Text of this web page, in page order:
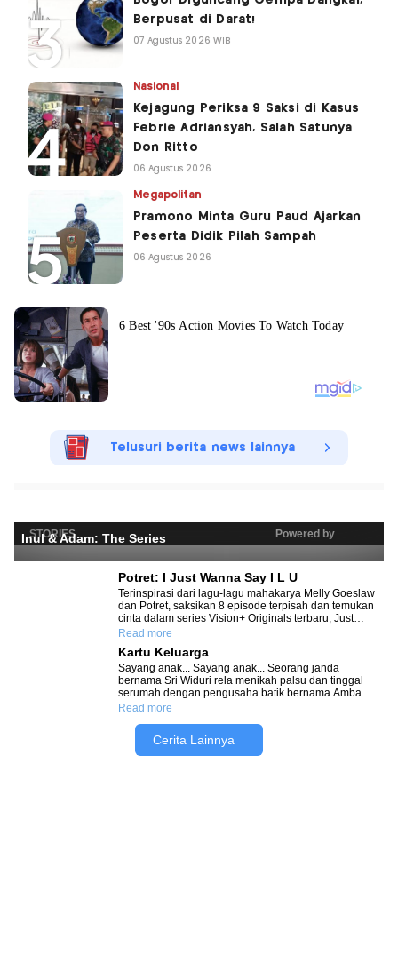
Berpusat di Darat!
07 Agustus 2026 WIB
Nasional
Kejagung Periksa 9 Saksi di Kasus
Febrie Adriansyah, Salah Satunya
Don Ritto
06 Agustus 2026
Megapolitan
Pramono Minta Guru Paud Ajarkan
Peserta Didik Pilah Sampah
06 Agustus 2026
Telusuri berita news lainnya